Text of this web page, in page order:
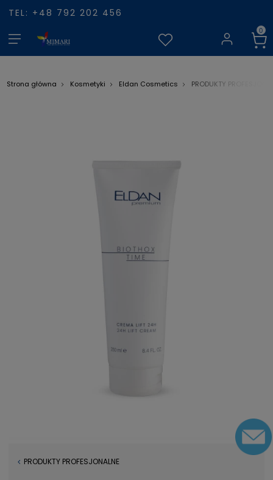
TEL: +48 792 202 456
Strona główna Kosmetyki Eldan Cosmetics PRODUKTY
PRODUKTY PROFESJONALNE